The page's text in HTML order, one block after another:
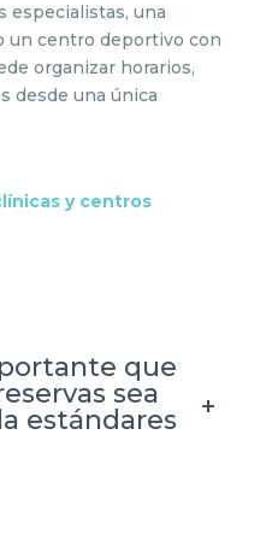
especialistas, una
un centro deportivo con
organizar horarios,
desde una única
y centros
que
sea
estándares
+